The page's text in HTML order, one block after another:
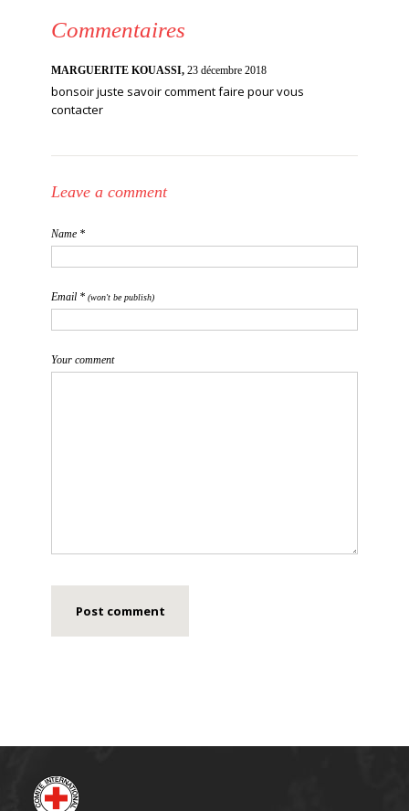
Commentaires
MARGUERITE KOUASSI, 23 décembre 2018
bonsoir juste savoir comment faire pour vous
contacter
Leave a comment
Name *
Email * (won't be publish)
Your comment